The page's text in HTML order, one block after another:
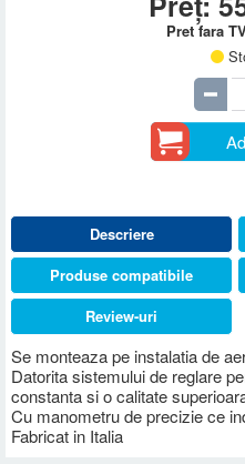
Pret fara
Descriere
Se monteaza pe instalatia de
Datorita sistemului de reglare
constanta si o calitate
Cu manometru de precizie ce
Fabricat in Italia
Produse compatibile
Review-uri